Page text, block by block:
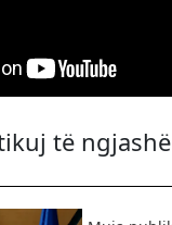
të